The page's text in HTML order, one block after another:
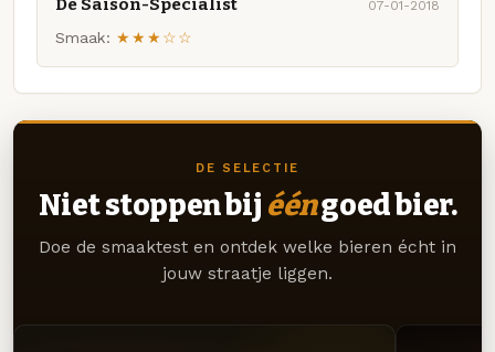
De Saison-Specialist 07-01-2018
Smaak: ★★★☆☆
DE SELECTIE
Niet stoppen bij ééngoed bier.
Doe de smaaktest en ontdek welke bieren écht in
jouw straatje liggen.